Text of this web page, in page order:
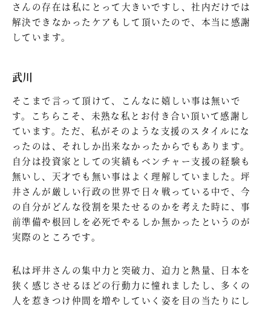
さんの存在は私にとって大きいですし、社内だけでは
解決できなかったケアもして頂いたので、本当に感謝
しています。
武川
そこまで言って頂けて、こんなに嬉しい事は無いで
す。こちらこそ、未熟な私とお付き合い頂いて感謝し
ています。ただ、私がそのような支援のスタイルにな
ったのは、それしか出来なかったからでもあります。
自分は投資家としての実績もベンチャー支援の経験も
無いし、天才でも無い事はよく理解していました。坪
井さんが厳しい行政の世界で日々戦っている中で、今
の自分がどんな役割を果たせるのかを考えた時に、事
前準備や根回しを必死でやるしか無かったというのが
実際のところです。
私は坪井さんの集中力と突破力、迫力と熱量、日本を
狭く感じさせるほどの行動力に憧れましたし、多くの
人を惹きつけ仲間を増やしていく姿を目の当たりにし